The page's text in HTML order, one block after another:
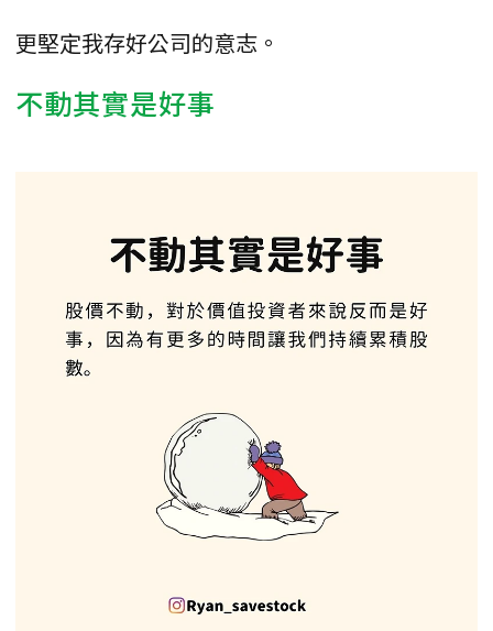
更堅定我存好公司的意志。
不動其實是好事